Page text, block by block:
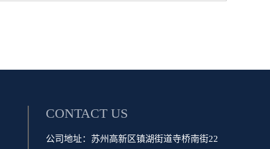
CONTACT US
公司地址：苏州高新区镇湖街道寺桥南街22